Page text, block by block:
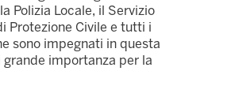
Polizia Locale, il Servizio
Protezione Civile e tutti i
sono impegnati in questa
grande importanza per la